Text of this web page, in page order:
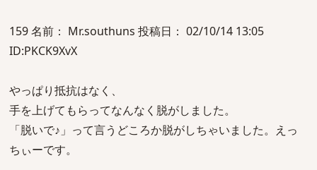
159 名前： Mr.southuns 投稿日： 02/10/14 13:05
ID:PKCK9XvX
やっぱり抵抗はなく、
手を上げてもらってなんなく脱がしました。
「脱いで♪」って言うどころか脱がしちゃいました。えっ
ちぃーです。